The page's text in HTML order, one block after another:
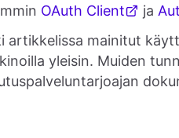
OAuth Client ja
artikkelissa mainitut
yleisin. Muiden